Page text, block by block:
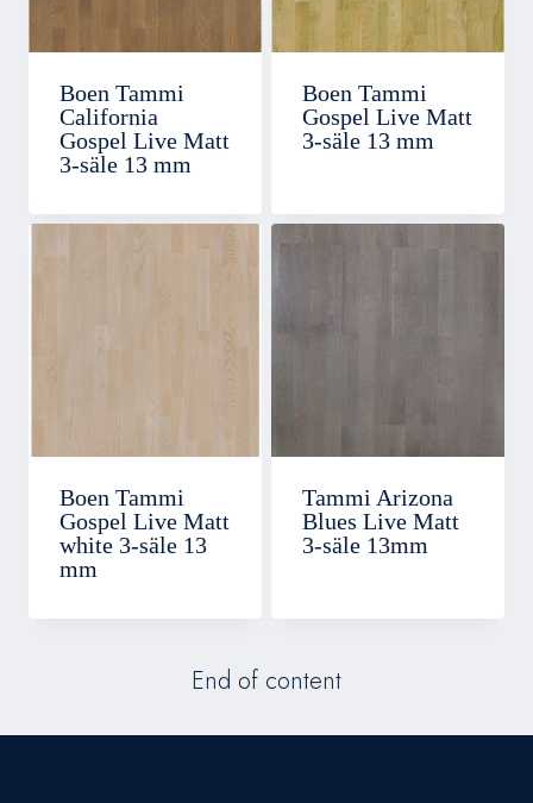
Boen Tammi
California
Gospel Live Matt
3-säle 13 mm
Boen Tammi
Gospel Live Matt
3-säle 13 mm
Boen Tammi
Gospel Live Matt
white 3-säle 13
mm
Tammi Arizona
Blues Live Matt
3-säle 13mm
End of content